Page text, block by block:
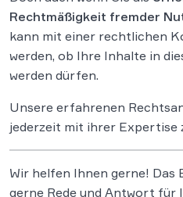
Rechtmäßigkeit fremder
kann mit einer rechtlichen
werden, ob Ihre Inhalte in
werden dürfen.
Unsere erfahrenen
jederzeit mit ihrer Expertise
Wir helfen Ihnen gerne!
gerne Rede und Antwort für